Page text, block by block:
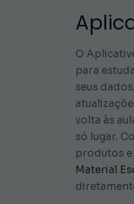
O
para
seus
volta às
só lugar.
produtos
Material